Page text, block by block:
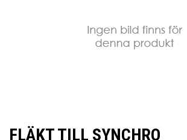
FLÄKT TILL SYNCHRO